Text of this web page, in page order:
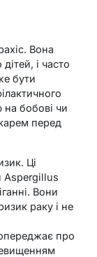
Вона
і часто
бути
бобові чи
перед
Ці
Aspergillus
Вони
раку і не
про